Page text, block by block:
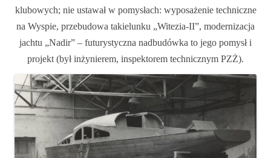
klubowych; nie ustawał w pomysłach: wyposażenie techniczne
na Wyspie, przebudowa takielunku „Witezia-II”, modernizacja
jachtu „Nadir” – futurystyczna nadbudówka to jego pomysł i
projekt (był inżynierem, inspektorem technicznym PZŻ).